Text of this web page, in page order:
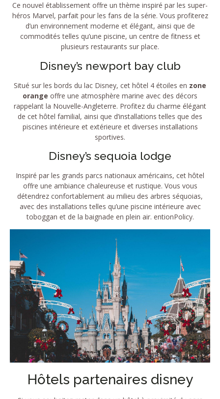
Ce nouvel établissement offre un thème inspiré par les super-
héros Marvel, parfait pour les fans de la série. Vous profiterez
d’un environnement moderne et élégant, ainsi que de
commodités telles qu’une piscine, un centre de fitness et
plusieurs restaurants sur place.
Disney’s newport bay club
Situé sur les bords du lac Disney, cet hôtel 4 étoiles en zone
orange offre une atmosphère marine avec des décors
rappelant la Nouvelle-Angleterre. Profitez du charme élégant
de cet hôtel familial, ainsi que d’installations telles que des
piscines intérieure et extérieure et diverses installations
sportives.
Disney’s sequoia lodge
Inspiré par les grands parcs nationaux américains, cet hôtel
offre une ambiance chaleureuse et rustique. Vous vous
détendrez confortablement au milieu des arbres séquoias,
avec des installations telles qu’une piscine intérieure avec
toboggan et de la baignade en plein air. entionPolicy.
Hôtels partenaires disney